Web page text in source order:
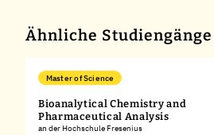
Ähnliche Studiengänge
Master of Science
Bioanalytical Chemistry and
Pharmaceutical Analysis
an der Hochschule Fresenius